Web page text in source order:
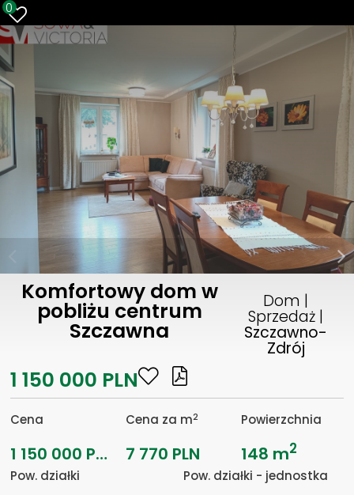
0
Komfortowy dom w
pobliżu centrum
Szczawna
Dom |
Sprzedaż |
Szczawno-
Zdrój
1 150 000 PLN
Cena
1 150 000 PLN
Cena za m2
7 770 PLN
Powierzchnia
148 m2
Pow. działki Pow. działki - jednostka